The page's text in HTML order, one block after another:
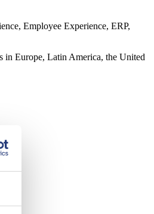
Employee Experience, ERP,
in Europe, Latin America, the United